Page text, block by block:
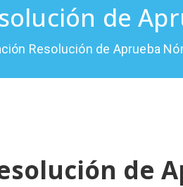
de
Resolución de Aprueba
de